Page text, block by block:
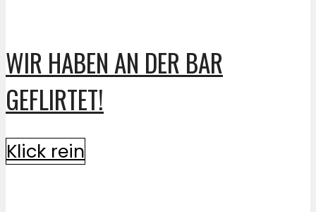
WIR HABEN AN DER BAR
GEFLIRTET!
Klick rein